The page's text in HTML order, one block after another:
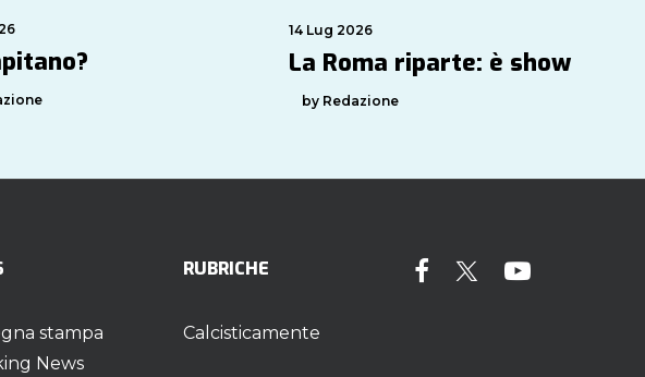
14 Lug 2026
La Roma riparte: è show
by Redazione
stampa
News
RUBRICHE
Calcisticamente